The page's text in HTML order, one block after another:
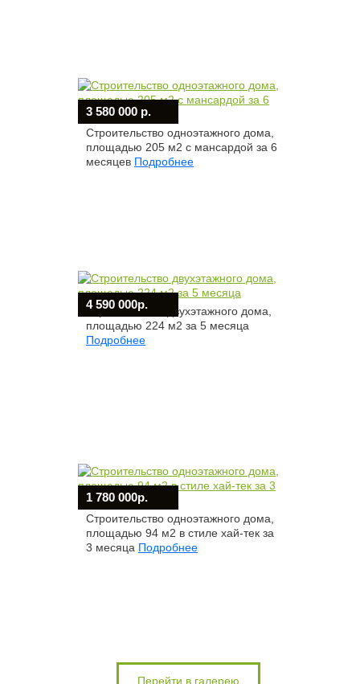
3 580 000 р.
Строительство одноэтажного дома,
площадью 205 м2 с мансардой за 6
месяцев Подробнее
4 590 000р.
Строительство двухэтажного дома,
площадью 224 м2 за 5 месяца
Подробнее
1 780 000р.
Строительство одноэтажного дома,
площадью 94 м2 в стиле хай-тек за
3 месяца Подробнее
Перейти в галерею